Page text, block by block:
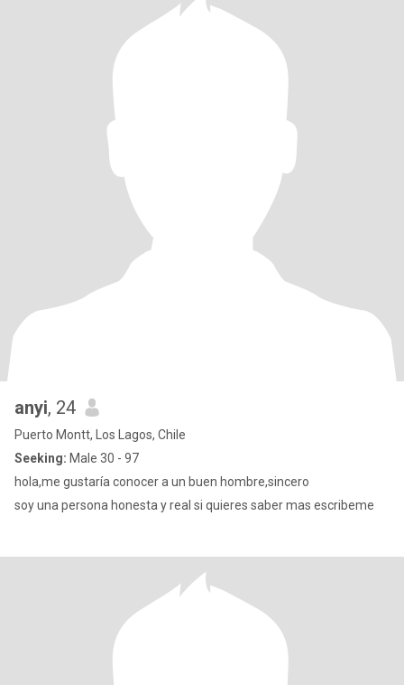
anyi, 24
Puerto Montt, Los Lagos, Chile
Seeking: Male 30 - 97
hola,me gustaría conocer a un buen hombre,sincero
soy una persona honesta y real si quieres saber mas escribeme